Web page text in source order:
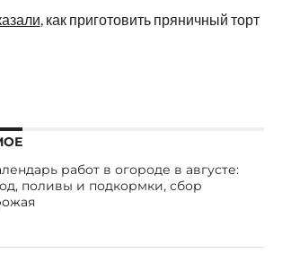
, как приготовить пряничный торт
работ в огороде в августе:
поливы и подкормки, сбор